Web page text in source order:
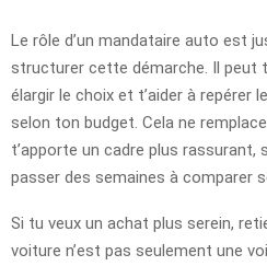
Le rôle d’un mandataire auto est
structurer cette démarche. Il peut
élargir le choix et t’aider à
selon ton budget. Cela ne
t’apporte un cadre plus rassurant,
passer des semaines à comparer
Si tu veux un achat plus serein,
voiture n’est pas seulement une